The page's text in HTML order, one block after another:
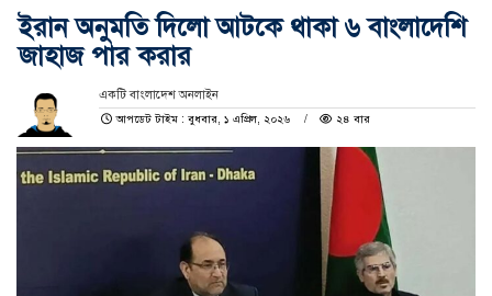
ইরান অনুমতি দিলো আটকে থাকা ৬ বাংলাদেশি
জাহাজ পার করার
একটি বাংলাদেশ অনলাইন
আপডেট টাইম : বুধবার, ১ এপ্রিল, ২০২৬
২৪ বার